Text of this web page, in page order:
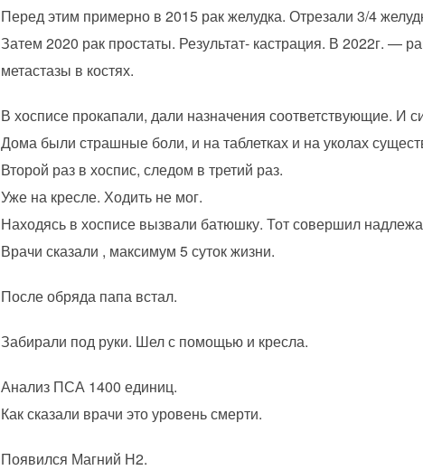
Перед этим примерно в 2015 рак желудка. Отрезали 3/4
Затем 2020 рак простаты. Результат- кастрация. В 2022г. —
метастазы в костях.
В хосписе прокапали, дали назначения соответствующие. И
Дома были страшные боли, и на таблетках и на уколах
Второй раз в хоспис, следом в третий раз.
Уже на кресле. Ходить не мог.
Находясь в хосписе вызвали батюшку. Тот совершил
Врачи сказали , максимум 5 суток жизни.
После обряда папа встал.
Забирали под руки. Шел с помощью и кресла.
Анализ ПСА 1400 единиц.
Как сказали врачи это уровень смерти.
Появился Магний Н2.